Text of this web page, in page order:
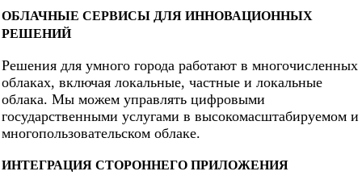
ОБЛАЧНЫЕ СЕРВИСЫ ДЛЯ ИННОВАЦИОННЫХ
РЕШЕНИЙ
Решения для умного города работают в многочисленных
облаках, включая локальные, частные и локальные
облака. Мы можем управлять цифровыми
государственными услугами в высокомасштабируемом и
многопользовательском облаке.
ИНТЕГРАЦИЯ СТОРОННЕГО ПРИЛОЖЕНИЯ